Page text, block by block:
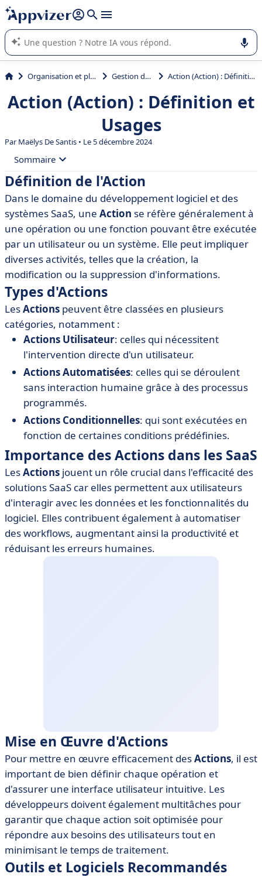
répondre (plusieurs lignes avec
L'IA de Appvizer vous guide dans l'utilisation ou la sélection de
logiciel SaaS en entreprise.
Organisation et planification Gestion de projet Action (Action) : Définition et Usages
Action (Action) : Définition et
Usages
ParMaëlys De Santis • Le 5 décembre 2024
Sommaire
• Définition de l'Action
• Types d'Actions
• Importance des Actions dans les SaaS
• Mise en Œuvre d'Actions
• Outils et Logiciels Recommandés
• Exemples Pratiques d'Utilisation des Actions
• Conclusion
Définition de l'Action
Dans le domaine du développement logiciel et des
systèmes SaaS, une Action se réfère généralement à
une opération ou une fonction pouvant être exécutée
par un utilisateur ou un système. Elle peut impliquer
diverses activités, telles que la création, la
modification ou la suppression d'informations.
Types d'Actions
LesActions peuvent être classées en plusieurs
catégories, notamment :
Actions Utilisateur: celles qui nécessitent
l'intervention directe d'un utilisateur.
Actions Automatisées: celles qui se déroulent
sans interaction humaine grâce à des processus
programmés.
Actions Conditionnelles: qui sont exécutées en
fonction de certaines conditions prédéfinies.
Importance des Actions dans les SaaS
LesActions jouent un rôle crucial dans l'efficacité des
solutions SaaS car elles permettent aux utilisateurs
d'interagir avec les données et les fonctionnalités du
logiciel. Elles contribuent également à automatiser
des workflows, augmentant ainsi la productivité et
réduisant les erreurs humaines.
Mise en Œuvre d'Actions
Pour mettre en œuvre efficacement desActions, il est
important de bien définir chaque opération et
d'assurer une interface utilisateur intuitive. Les
développeurs doivent également multitâches pour
garantir que chaque action soit optimisée pour
répondre aux besoins des utilisateurs tout en
minimisant le temps de traitement.
Outils et Logiciels Recommandés